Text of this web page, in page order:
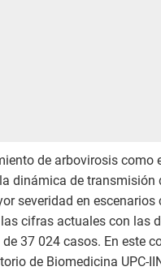
de arbovirosis como
dinámica de
severidad en
cifras actuales con las
37 024 casos. En este
de Biomedicina UPC-